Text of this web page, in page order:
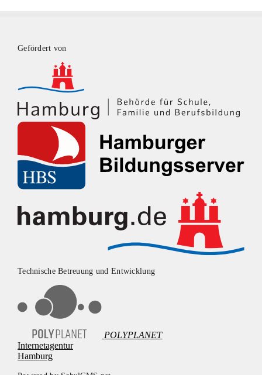
Gefördert von
Technische Betreuung und Entwicklung
POLYPLANET
Internetagentur
Hamburg